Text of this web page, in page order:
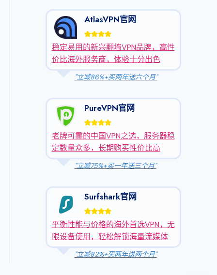
AtlasVPN官网
稳定易用的新兴翻墙VPN品牌，高性
价比海外服务商，体验十分出色
"立减86%+买两年送六个月"
PureVPN官网
老牌可靠的中国VPN之选，服务器稳
定数量众多，长期购买性价比高
"立减75%+买一年送三个月"
Surfshark官网
平衡性能与价格的海外首选VPN，无
限设备使用，轻松解锁海量流媒体
"立减82%+买两年送两个月"